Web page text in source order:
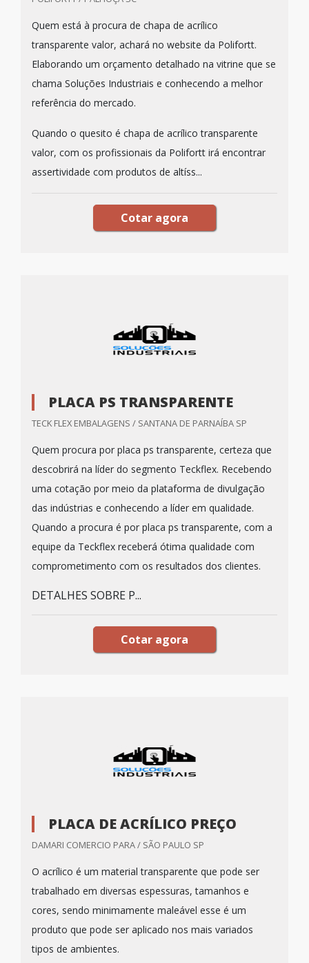
Quem está à procura de chapa de acrílico
transparente valor, achará no website da Polifortt.
Elaborando um orçamento detalhado na vitrine que se
chama Soluções Industriais e conhecendo a melhor
referência do mercado.
Quando o quesito é chapa de acrílico transparente
valor, com os profissionais da Polifortt irá encontrar
assertividade com produtos de altíss...
Cotar agora
PLACA PS TRANSPARENTE
TECK FLEX EMBALAGENS / SANTANA DE PARNAÍBA SP
Quem procura por placa ps transparente, certeza que
descobrirá na líder do segmento Teckflex. Recebendo
uma cotação por meio da plataforma de divulgação
das indústrias e conhecendo a líder em qualidade.
Quando a procura é por placa ps transparente, com a
equipe da Teckflex receberá ótima qualidade com
comprometimento com os resultados dos clientes.
DETALHES SOBRE P...
Cotar agora
PLACA DE ACRÍLICO PREÇO
DAMARI COMERCIO PARA / SÃO PAULO SP
O acrílico é um material transparente que pode ser
trabalhado em diversas espessuras, tamanhos e
cores, sendo minimamente maleável esse é um
produto que pode ser aplicado nos mais variados
tipos de ambientes.